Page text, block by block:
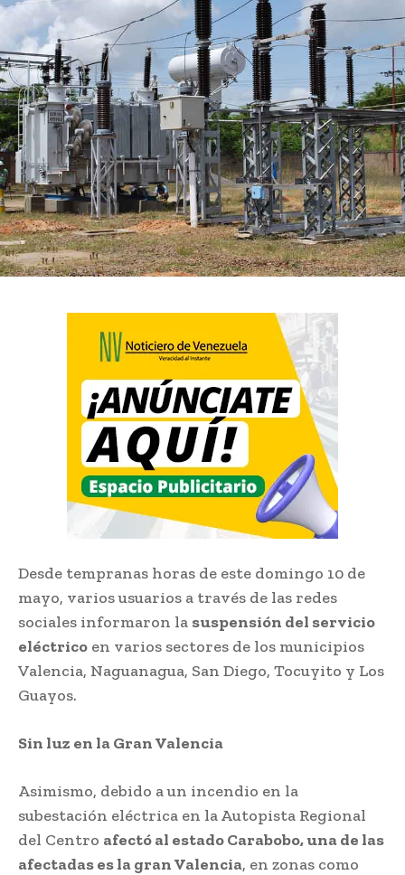
Desde tempranas horas de este domingo 10 de
mayo, varios usuarios a través de las redes
sociales informaron la suspensión del servicio
eléctrico en varios sectores de los municipios
Valencia, Naguanagua, San Diego, Tocuyito y Los
Guayos.
Sin luz en la Gran Valencia
Asimismo, debido a un incendio en la
subestación eléctrica en la Autopista Regional
del Centro afectó al estado Carabobo, una de las
afectadas es la gran Valencia, en zonas como